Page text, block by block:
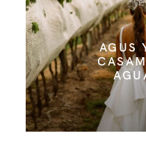
FORMACIÓN
CONTACTO
AGUS